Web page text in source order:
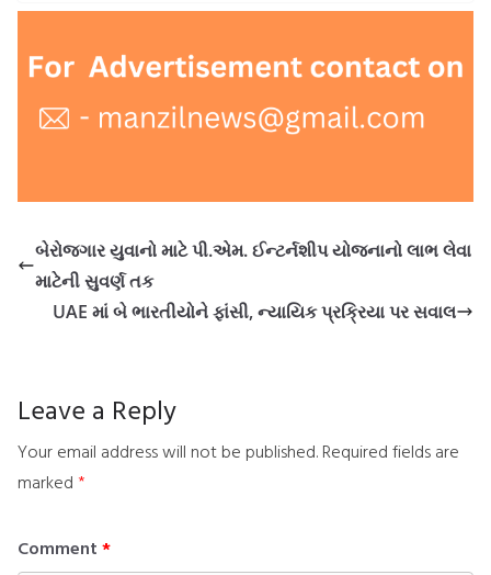
બેરોજગાર યુવાનો માટે પી.એમ. ઈન્ટર્નશીપ યોજનાનો લાભ લેવા
માટેની સુવર્ણ તક
UAE માં બે ભારતીયોને ફાંસી, ન્યાયિક પ્રક્રિયા પર સવાલ
Leave a Reply
Your email address will not be published. Required fields are
marked *
Comment *